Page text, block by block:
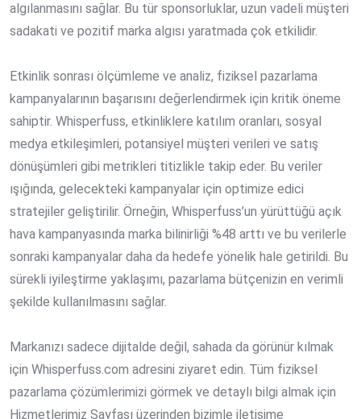
algılanmasını sağlar. Bu tür sponsorluklar, uzun vadeli müşteri
sadakati ve pozitif marka algısı yaratmada çok etkilidir.
Etkinlik sonrası ölçümleme ve analiz, fiziksel pazarlama
kampanyalarının başarısını değerlendirmek için kritik öneme
sahiptir. Whisperfuss, etkinliklere katılım oranları, sosyal
medya etkileşimleri, potansiyel müşteri verileri ve satış
dönüşümleri gibi metrikleri titizlikle takip eder. Bu veriler
ışığında, gelecekteki kampanyalar için optimize edici
stratejiler geliştirilir. Örneğin, Whisperfuss’un yürüttüğü açık
hava kampanyasında marka bilinirliği %48 arttı ve bu verilerle
sonraki kampanyalar daha da hedefe yönelik hale getirildi. Bu
sürekli iyileştirme yaklaşımı, pazarlama bütçenizin en verimli
şekilde kullanılmasını sağlar.
Markanızı sadece dijitalde değil, sahada da görünür kılmak
için Whisperfuss.com adresini ziyaret edin. Tüm fiziksel
pazarlama çözümlerimizi görmek ve detaylı bilgi almak için
Hizmetlerimiz Sayfası üzerinden bizimle iletişime